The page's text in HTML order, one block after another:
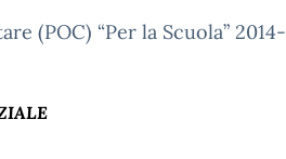
(POC) “Per la Scuola” 2014-